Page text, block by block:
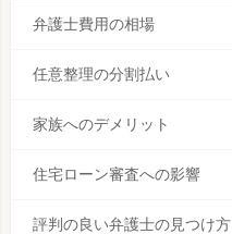
弁護士費用の相場
任意整理の分割払い
家族へのデメリット
住宅ローン審査への影響
評判の良い弁護士の見つけ方